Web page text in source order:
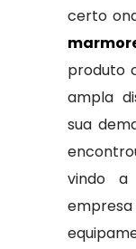
certo
produto
ampla
sua
vindo a
empresa